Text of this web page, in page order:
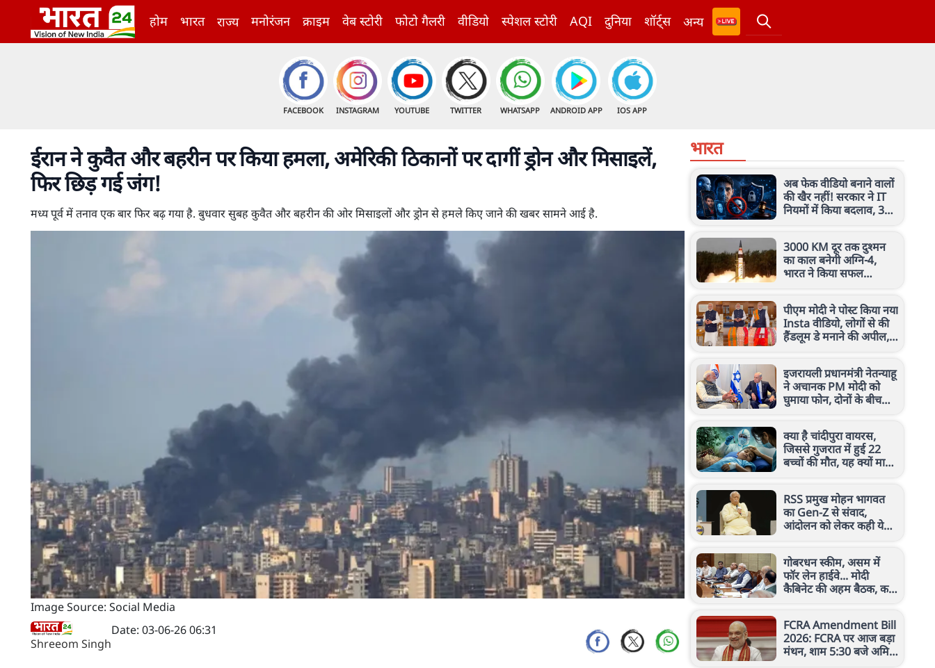
होम भारत राज्य मनोरंजन क्राइम वेब स्टोरी फोटो गैलरी वीडियो स्पेशल स्टोरी AQI दुनिया शॉर्ट्स अन्य
FACEBOOK INSTAGRAM YOUTUBE TWITTER WHATSAPP ANDROID APP IOS APP
ईरान ने कुवैत और बहरीन पर किया हमला, अमेरिकी ठिकानों पर दागीं ड्रोन और मिसाइलें,
फिर छिड़ गई जंग!
मध्य पूर्व में तनाव एक बार फिर बढ़ गया है. बुधवार सुबह कुवैत और बहरीन की ओर मिसाइलों और ड्रोन से हमले किए जाने की खबर सामने आई है.
Image Source: Social Media
Shreeom Singh
Date: 03-06-26 06:31
भारत
अब फेक वीडियो बनाने वालों
की खैर नहीं! सरकार ने IT
नियमों में किया बदलाव, 3
3000 KM दूर तक दुश्मन
का काल बनेगी अग्नि-4,
भारत ने किया सफल
पीएम मोदी ने पोस्ट किया नया
Insta वीडियो, लोगों से की
हैंडलूम डे मनाने की अपील,
इजरायली प्रधानमंत्री नेतन्याहू
ने अचानक PM मोदी को
घुमाया फोन, दोनों के बीच
क्या है चांदीपुरा वायरस,
जिससे गुजरात में हुई 22
बच्चों की मौत, यह क्यों माना
RSS प्रमुख मोहन भागवत
का Gen-Z से संवाद,
आंदोलन को लेकर कही ये
गोबरधन स्कीम, असम में
फॉर लेन हाईवे... मोदी
कैबिनेट की अहम बैठक, कई
FCRA Amendment Bill
2026: FCRA पर आज बड़ा
मंथन, शाम 5:30 बजे अमित